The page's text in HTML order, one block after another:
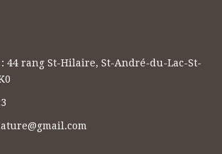
44 rang St-Hilaire, St-André-du-Lac-St-